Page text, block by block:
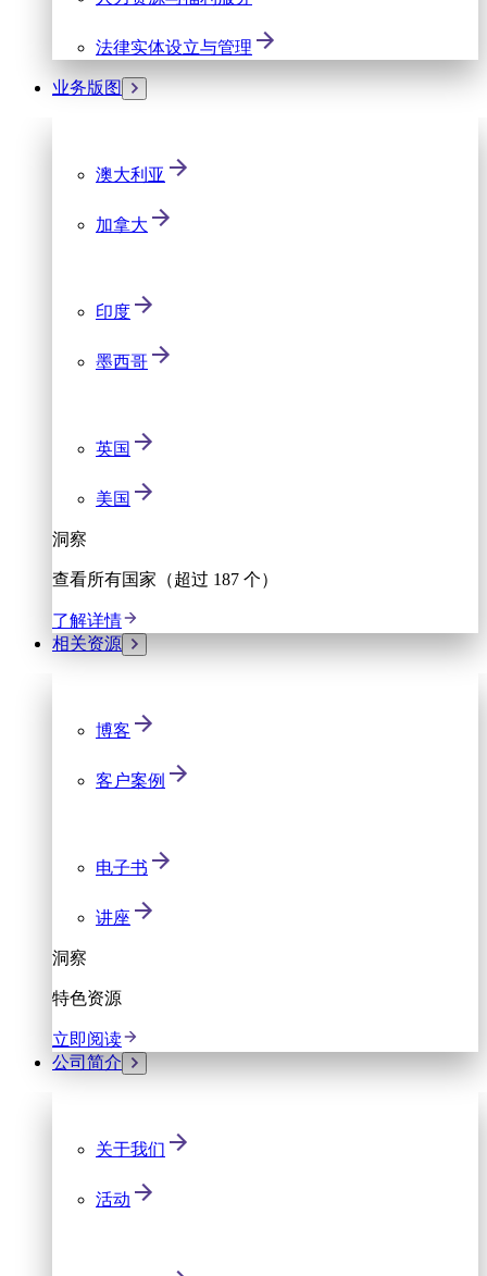
法律实体设立与管理
业务版图
澳大利亚
加拿大
印度
墨西哥
英国
美国
洞察
查看所有国家（超过 187 个）
了解详情
相关资源
博客
客户案例
电子书
讲座
洞察
特色资源
立即阅读
公司简介
关于我们
活动